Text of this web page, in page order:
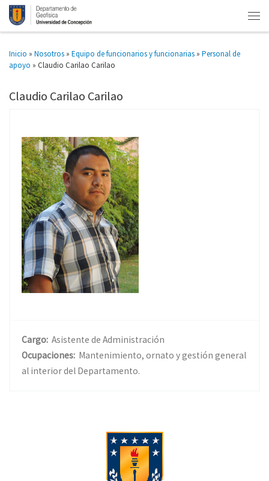
Inicio » Nosotros » Equipo de funcionarios y funcionarias » Personal de
apoyo » Claudio Carilao Carilao
Claudio Carilao Carilao
Cargo: Asistente de Administración
Ocupaciones: Mantenimiento, ornato y gestión general
al interior del Departamento.